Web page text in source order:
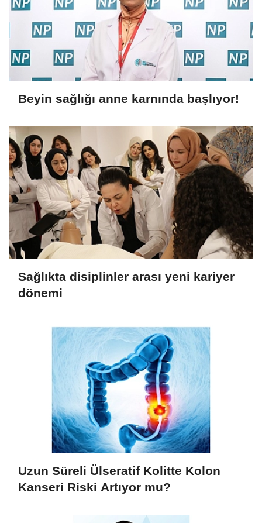
Beyin sağlığı anne karnında başlıyor!
Sağlıkta disiplinler arası yeni kariyer
dönemi
Uzun Süreli Ülseratif Kolitte Kolon
Kanseri Riski Artıyor mu?